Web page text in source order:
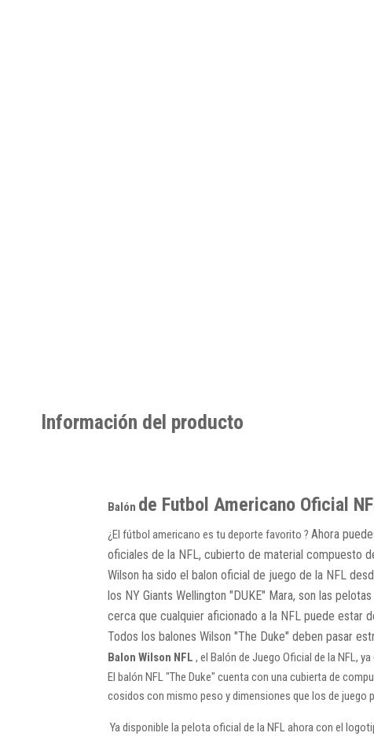
Información del producto
Balón de Futbol Americano Oficial
¿El fútbol americano es tu deporte favorito ? Ahora
oficiales de la NFL, cubierto de material compuesto
Wilson ha sido el balon oficial de juego de la NFL
los NY Giants Wellington "DUKE" Mara, son las
cerca que cualquier aficionado a la NFL puede estar
Todos los balones Wilson "The Duke" deben pasar
Balon Wilson NFL , el Balón de Juego Oficial de la NFL,
El balón NFL "The Duke" cuenta con una cubierta de
cosidos con mismo peso y dimensiones que los de juego
Ya disponible la pelota oficial de la NFL ahora con el